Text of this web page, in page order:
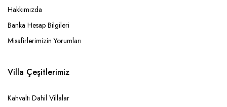
Hakkımızda
Banka Hesap Bilgileri
Misafirlerimizin Yorumları
Villa Çeşitlerimiz
Kahvaltı Dahil Villalar